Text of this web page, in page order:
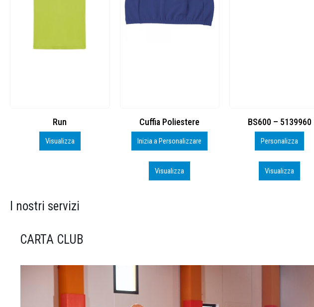
Cuffia Poliestere
Inizia a Personalizzare
BS600 – 5139960
Personalizza
Visualizza
Toppe ricamate in HD
Personalizza
Visualizza
I nostri servizi
CARTA CLUB